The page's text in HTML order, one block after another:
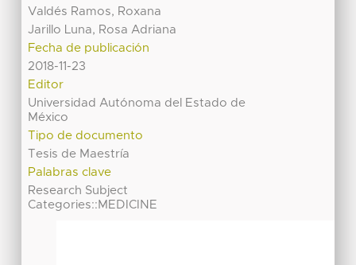
Valdés Ramos, Roxana
Jarillo Luna, Rosa Adriana
Fecha de publicación
2018-11-23
Editor
Universidad Autónoma del Estado de
México
Tipo de documento
Tesis de Maestría
Palabras clave
Research Subject
Categories::MEDICINE